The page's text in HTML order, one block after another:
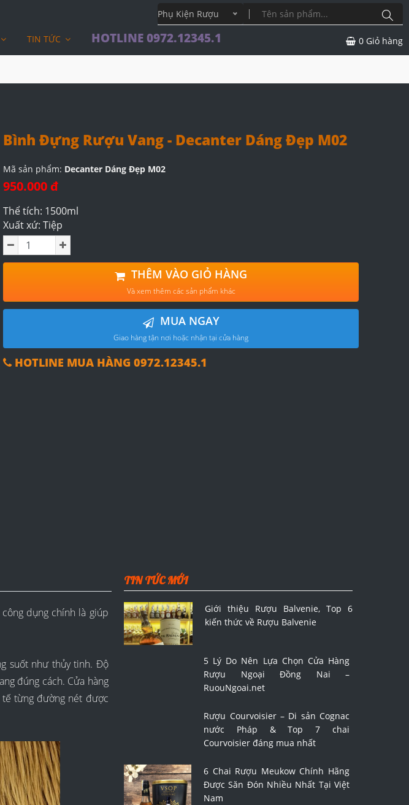
Phụ Kiện Rượu
TIN TỨC HOTLINE 0972.12345.1 0 Giỏ hàng
Bình Đựng Rượu Vang - Decanter Dáng Đẹp M02
Mã sản phẩm: Decanter Dáng Đẹp M02
950.000 đ
Thể tích: 1500ml
Xuất xứ: Tiệp
THÊM VÀO GIỎ HÀNG
Và xem thêm các sản phẩm khác
MUA NGAY
Giao hàng tận nơi hoặc nhận tại cửa hàng
HOTLINE MUA HÀNG 0972.12345.1
dụng chính là giúp
suốt như thủy tinh. Độ
đúng cách. Cửa hàng
từng đường nét được
TIN TỨC MỚI
Giới thiệu Rượu Balvenie, Top 6
kiến thức về Rượu Balvenie
5 Lý Do Nên Lựa Chọn Cửa Hàng
Rượu Ngoại Đồng Nai –
RuouNgoai.net
Rượu Courvoisier – Di sản Cognac
nước Pháp & Top 7 chai
Courvoisier đáng mua nhất
6 Chai Rượu Meukow Chính Hãng
Được Săn Đón Nhiều Nhất Tại Việt
Nam